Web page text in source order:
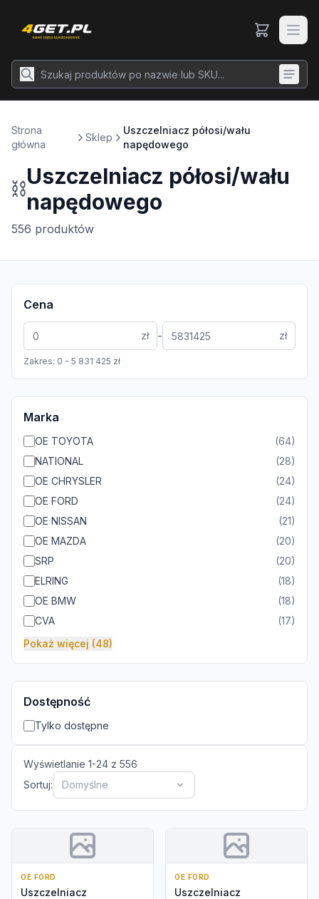
Strona
główna
Sklep
Uszczelniacz półosi/wału
napędowego
⛓️Uszczelniacz półosi/wału
napędowego
556 produktów
Cena
zł - zł
Zakres: 0 - 5 831 425 zł
Marka
OE TOYOTA (64)
NATIONAL
(28)
OE CHRYSLER
(24)
OE FORD
(24)
OE NISSAN
(21)
OE MAZDA
(20)
SRP
(20)
ELRING
(18)
OE BMW
(18)
CVA
(17)
Pokaż więcej (48)
Dostępność
Tylko dostępne
Wyświetlanie 1-24 z 556
Sortuj:
Domyślne
OE FORD
Uszczelniacz
OE FORD
Uszczelniacz